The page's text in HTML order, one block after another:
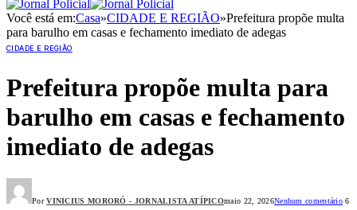
Você está em:Casa»CIDADE E REGIÃO»Prefeitura propõe multa
para barulho em casas e fechamento imediato de adegas
CIDADE E REGIÃO
Prefeitura propõe multa para
barulho em casas e fechamento
imediato de adegas
Por VINICIUS MORORÓ - JORNALISTA ATÍPICOmaio 22, 2026Nenhum comentário 6